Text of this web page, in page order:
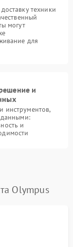
техники
могут
для
и
инструментов,
данными:
и
Olympus